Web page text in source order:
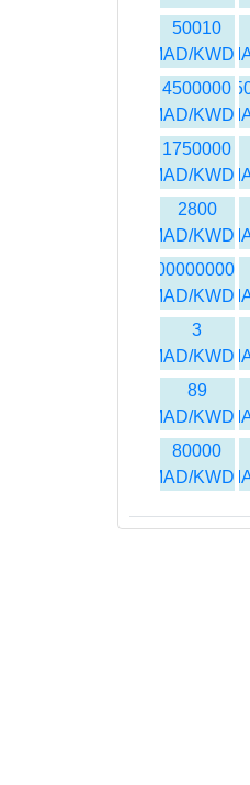
50010
MAD/KWD
4500000
MAD/KWD
1750000
MAD/KWD
2800
MAD/KWD
500000000
MAD/KWD
3
MAD/KWD
89
MAD/KWD
80000
MAD/KWD